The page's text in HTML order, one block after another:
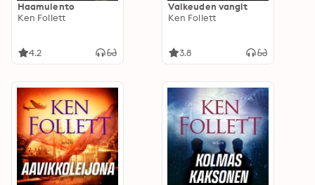
Haamulento
Ken Follett
4.2
Valkeuden vangit
Ken Follett
3.8